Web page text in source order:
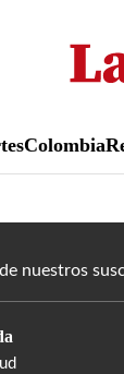
Colombia
nuestros